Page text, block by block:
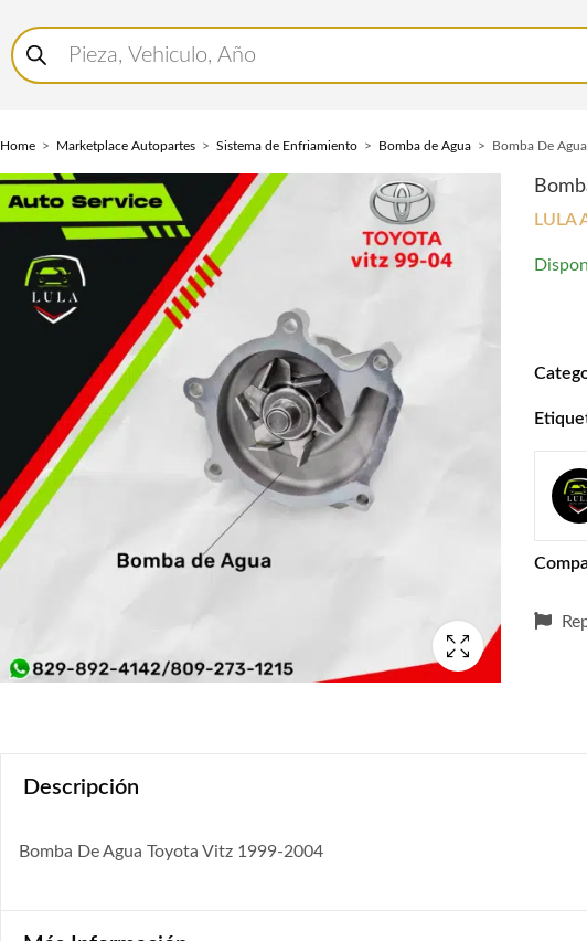
Buscar
productos
Home Marketplace Autopartes Sistema de Enfriamiento Bomba de Agua Bomba De
LULA
Descripción
Bomba De Agua Toyota Vitz 1999-2004